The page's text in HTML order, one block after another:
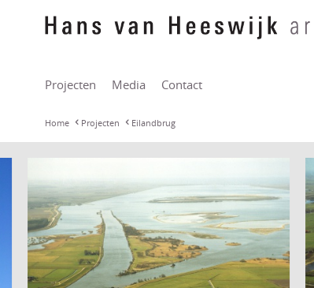
Projecten Media Contact
Home Projecten Eilandbrug